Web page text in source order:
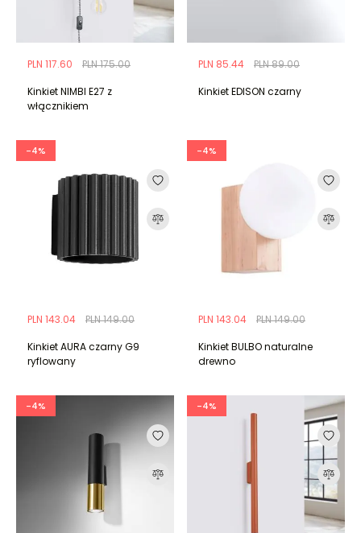
PLN 175.00
PLN 117.60
Kinkiet NIMBI E27 z
włącznikiem
PLN 89.00
PLN 85.44
Kinkiet EDISON czarny
-4%
PLN 149.00
PLN 143.04
Kinkiet AURA czarny G9
ryflowany
-4%
PLN 149.00
PLN 143.04
Kinkiet BULBO naturalne
drewno
-4% -4%